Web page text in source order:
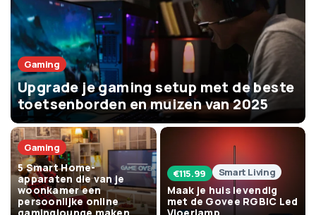
Gaming
Upgrade je gaming setup met de beste
toetsenborden en muizen van 2025
Gaming
5 Smart Home-
apparaten die van je
woonkamer een
persoonlijke online
gaminglounge maken
€115.99 Smart Living
Maak je huis levendig
met de Govee RGBIC Led
Vloerlamp